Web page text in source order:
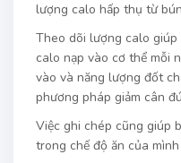
lượng calo hấp thụ từ
Theo dõi lượng calo
calo nạp vào cơ thể mỗi
vào và năng lượng đốt
phương pháp giảm cân
Việc ghi chép cũng giúp
trong chế độ ăn của